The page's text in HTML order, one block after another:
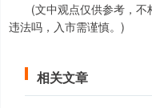
(文中观点仅供参考，不
违法吗，入市需谨慎。)
相关文章